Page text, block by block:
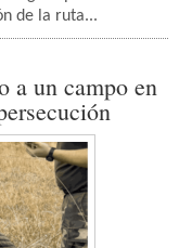
de la ruta...
a un campo en